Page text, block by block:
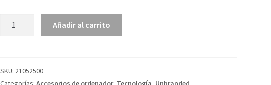
ratón
ligera
Añadir al carrito
SKU: 21052500